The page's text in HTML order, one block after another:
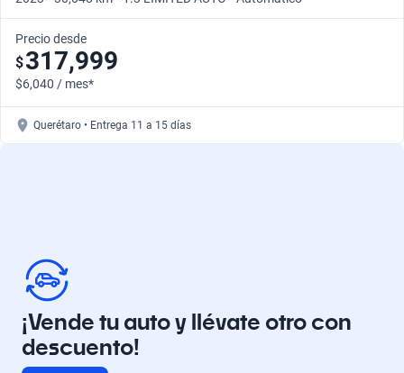
Precio desde
$317,999
$6,040 / mes*
Querétaro • Entrega 11 a 15 días
¡Vende tu auto y llévate otro con
descuento!